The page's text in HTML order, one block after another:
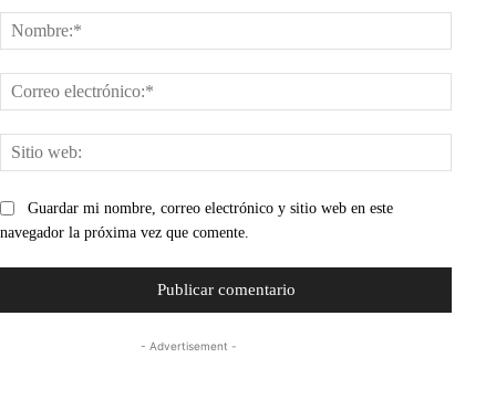
web:
Guardar mi nombre, correo electrónico y sitio web en este
navegador la próxima vez que comente.
- Advertisement -